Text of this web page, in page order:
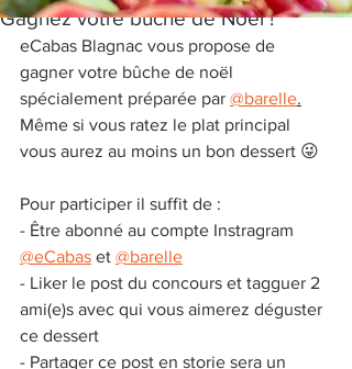
Gagnez votre bûche de Noël !
eCabas Blagnac vous propose de
gagner votre bûche de noël
spécialement préparée par @barelle.
Même si vous ratez le plat principal
vous aurez au moins un bon dessert 😜
Pour participer il suffit de :
- Être abonné au compte Instragram
@eCabas et @barelle
- Liker le post du concours et tagguer 2
ami(e)s avec qui vous aimerez déguster
ce dessert
- Partager ce post en storie sera un